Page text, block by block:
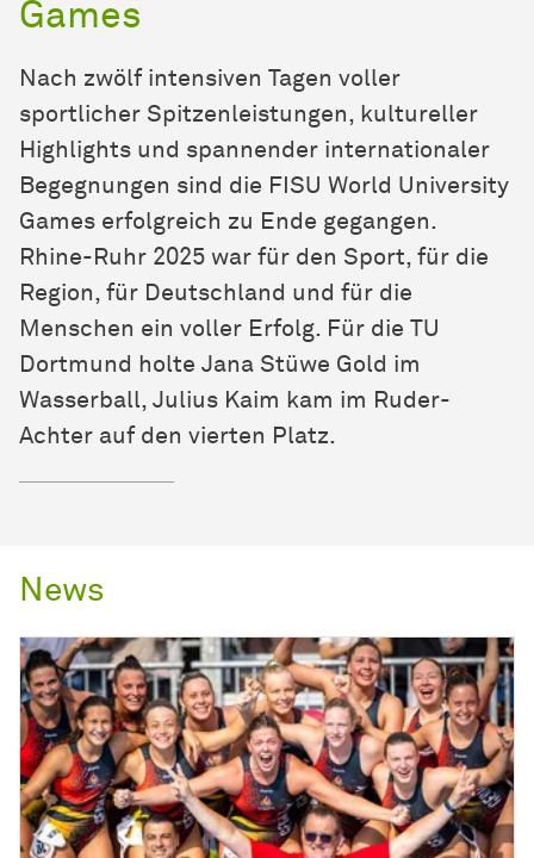
Games
Nach zwölf intensiven Tagen voller
sportlicher Spitzenleistungen, kultureller
Highlights und spannender internationaler
Begegnungen sind die FISU World University
Games erfolgreich zu Ende gegangen.
Rhine-Ruhr 2025 war für den Sport, für die
Region, für Deutschland und für die
Menschen ein voller Erfolg. Für die TU
Dortmund holte Jana Stüwe Gold im
Wasserball, Julius Kaim kam im Ruder-
Achter auf den vierten Platz.
News